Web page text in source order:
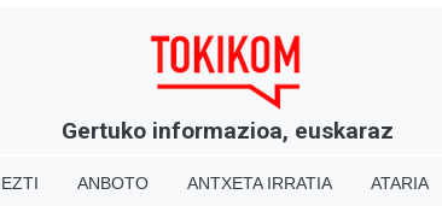
Gertuko informazioa, euskaraz
ANBOTO ANTXETA IRRATIA ATARIA